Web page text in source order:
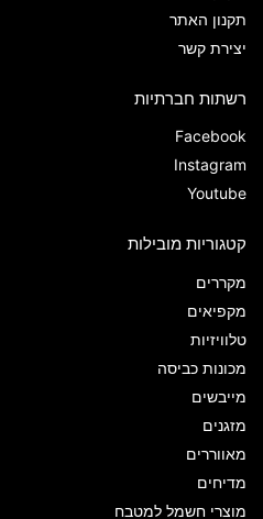
תקנון האתר
יצירת קשר
רשתות חברתיות
Facebook
Instagram
Youtube
קטגוריות מובילות
מקררים
מקפיאים
טלוויזיות
מכונות כביסה
מייבשים
מזגנים
מאווררים
מדיחים
מוצרי חשמל למטבח